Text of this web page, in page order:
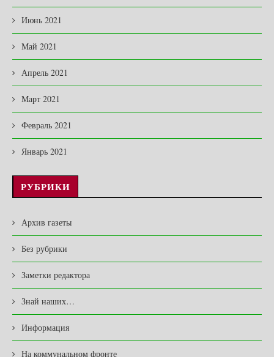
Июнь 2021
Май 2021
Апрель 2021
Март 2021
Февраль 2021
Январь 2021
РУБРИКИ
Архив газеты
Без рубрики
Заметки редактора
Знай наших…
Информация
На коммунальном фронте